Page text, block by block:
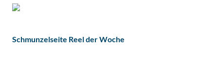
Schmunzelseite Reel der Woche